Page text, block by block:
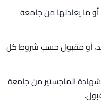
ما يعادلها من جامعة
أو مقبول حسب شروط كل
الماجستير من جامعة